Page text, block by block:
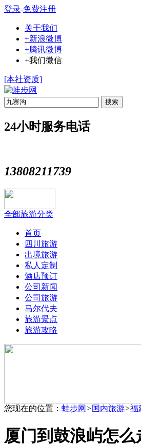
登录-免费注册
关于我们
+新浪微博
+腾讯微博
+我们微信
[本社资质]
搜索
24小时服务电话
13808211739
全部旅游分类
首页
四川旅游
出境旅游
私人定制
酒店预订
公司新闻
公司旅游
马尔代夫
旅游景点
旅游攻略
您现在的位置： 蛙步网 >国内旅游>福
厦门到鼓浪屿怎么